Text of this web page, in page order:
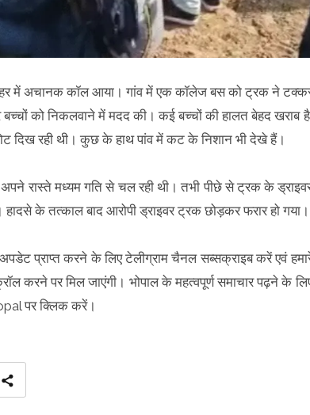
में अचानक कॉल आया। गांव में एक कॉलेज बस को ट्रक ने
को निकलवाने में मदद की। कई बच्चों की हालत बेहद खराब
दिख रही थी। कुछ के हाथ पांव में कट के निशान भी देखे हैं।
रास्ते मध्यम गति से चल रही थी। तभी पीछे से ट्रक के
के तत्काल बाद आरोपी ड्राइवर ट्रक छोड़कर फरार हो गया।
प्राप्त करने के लिए टेलीग्राम चैनल सब्सक्राइब करें एवं
करने पर मिल जाएंगी। भोपाल के महत्वपूर्ण समाचार पढ़ने के
पर क्लिक करें।